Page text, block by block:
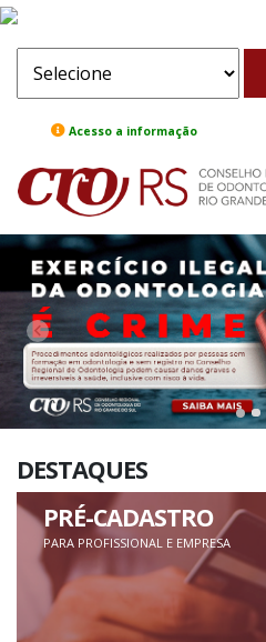
Acesso a informação
ComeBack
DESTAQUES
PRÉ-CADASTRO
PARA PROFISSIONAL E EMPRESA